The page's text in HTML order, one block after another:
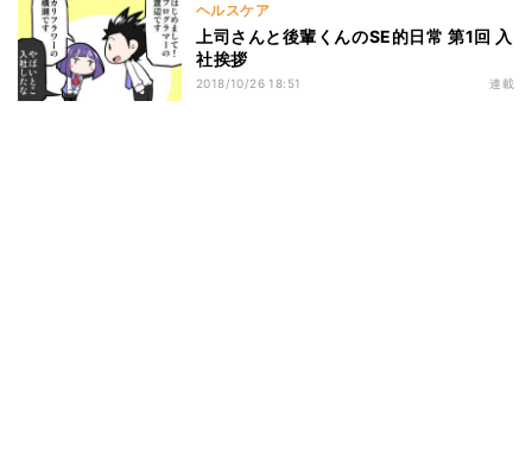
ヘルスケア
上司さんと後輩くんのSE的日常 第1回 入
社挨拶
2018/10/26 18:51 連載